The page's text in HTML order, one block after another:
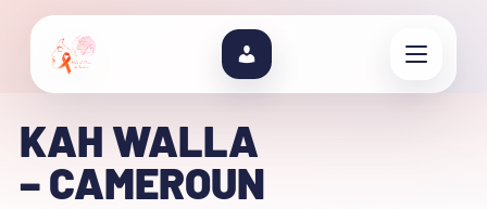
KAH WALLA
– CAMEROUN